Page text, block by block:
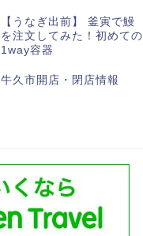
【うなぎ出前】 釜寅で鰻
を注文してみた！初めての
1way容器
牛久市開店・閉店情報